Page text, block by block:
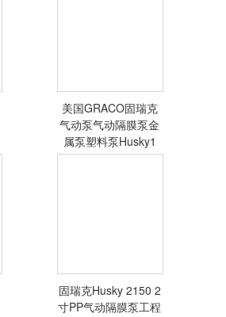
<查看详情>
<查看详情>
美国GRACO固瑞克
气动泵气动隔膜泵金
属泵塑料泵Husky1
固瑞克Husky 2150 2
寸PP气动隔膜泵工程